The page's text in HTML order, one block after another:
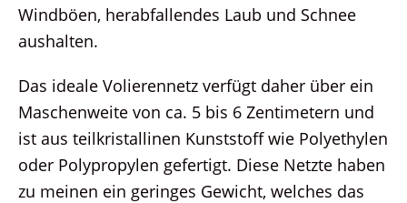
Windböen, herabfallendes Laub und Schnee
aushalten.
Das ideale Volierennetz verfügt daher über ein
Maschenweite von ca. 5 bis 6 Zentimetern und
ist aus teilkristallinen Kunststoff wie Polyethylen
oder Polypropylen gefertigt. Diese Netzte haben
zu meinen ein geringes Gewicht, welches das